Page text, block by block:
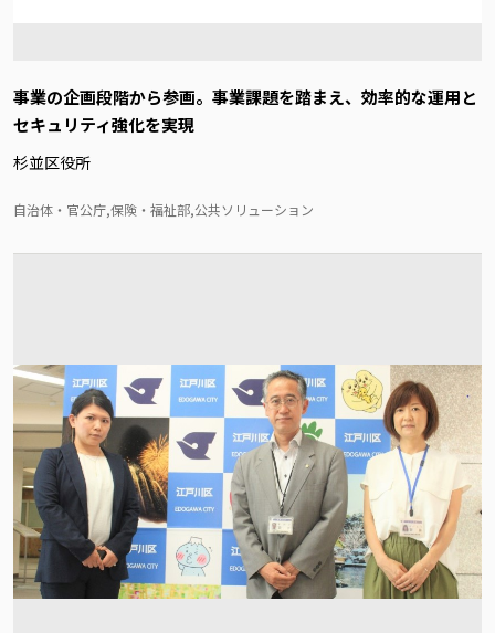
事業の企画段階から参画。事業課題を踏まえ、効率的な運用と
セキュリティ強化を実現
杉並区役所
自治体・官公庁,保険・福祉部,公共ソリューション